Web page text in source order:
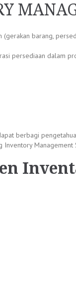
barang,
persediaan dalam
berbagi